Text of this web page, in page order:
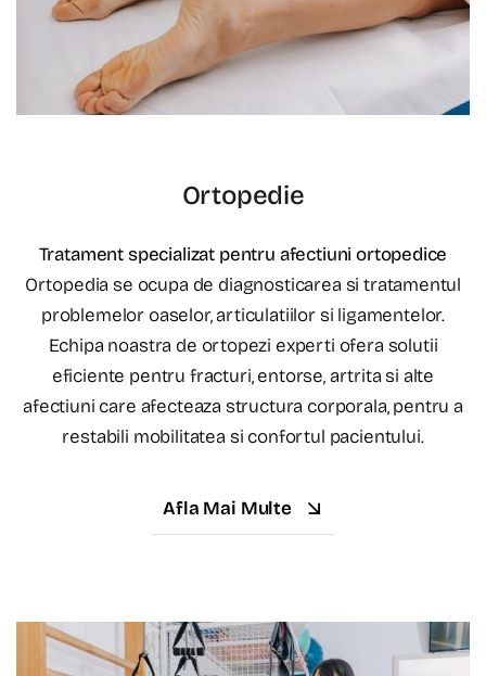
Ortopedie
Tratament specializat pentru afectiuni ortopedice
Ortopedia se ocupa de diagnosticarea si tratamentul
problemelor oaselor, articulatiilor si ligamentelor.
Echipa noastra de ortopezi experti ofera solutii
eficiente pentru fracturi, entorse, artrita si alte
afectiuni care afecteaza structura corporala, pentru a
restabili mobilitatea si confortul pacientului.
Afla Mai Multe